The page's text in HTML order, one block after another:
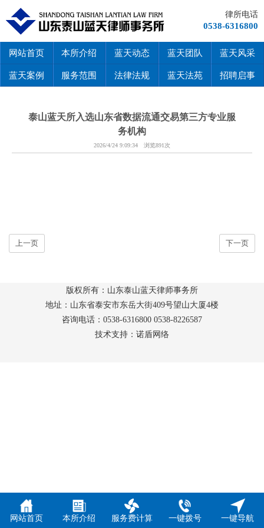
律所电话
0538-6316800
网站首页 本所介绍 蓝天动态 蓝天团队 蓝天风采
蓝天案例 服务范围 法律法规 蓝天法苑 招聘启事
泰山蓝天所入选山东省数据流通交易第三方专业服
务机构
2026/4/24 9:09:34 浏览891次
上一页 下一页
版权所有：山东泰山蓝天律师事务所
地址：山东省泰安市东岳大街409号望山大厦4楼
咨询电话：0538-6316800 0538-8226587
技术支持：诺盾网络
网站首页 本所介绍 服务费计算 一键拨号 一键导航